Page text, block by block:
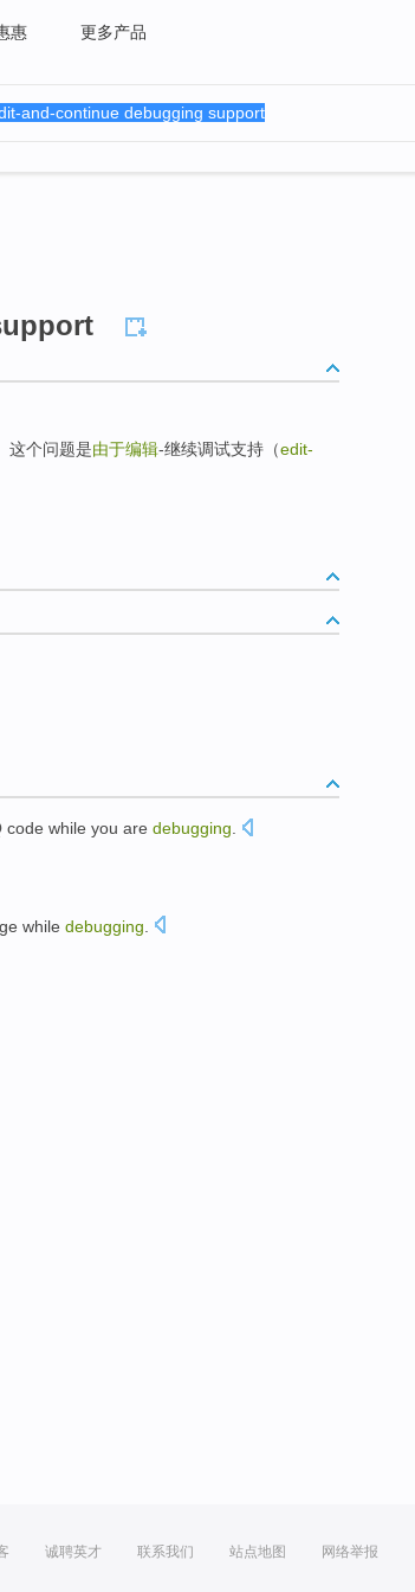
惠 更多产品
这个问题是由于编辑-继续调试支持（edit-
code while you are debugging
while debugging
诚聘英才 联系我们 站点地图 网络举报